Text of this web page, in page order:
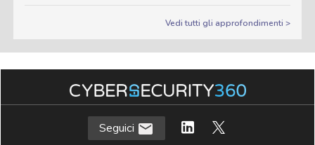
Vedi tutti gli approfondimenti >
Seguici